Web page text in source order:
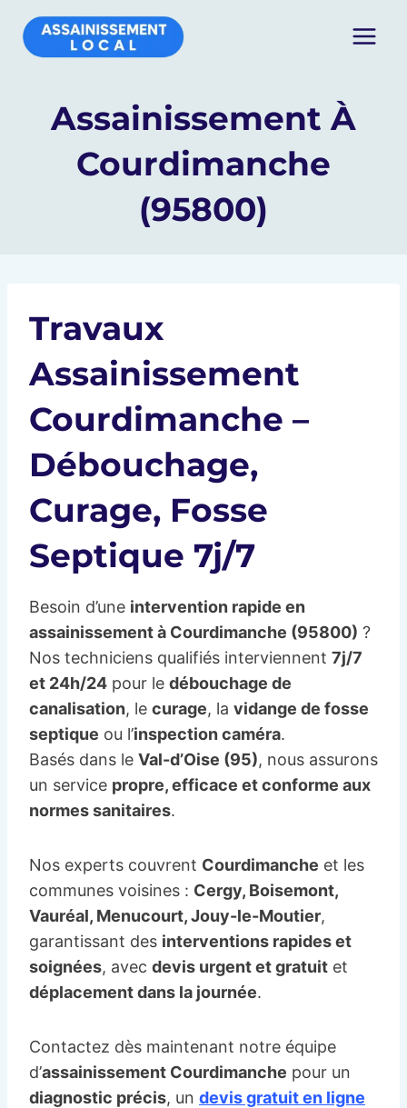
contenu
Assainissement À
Courdimanche
(95800)
Travaux
Assainissement
Courdimanche –
Débouchage,
Curage, Fosse
Septique 7j/7
Besoin d’une intervention rapide en
assainissement à Courdimanche (95800) ?
Nos techniciens qualifiés interviennent 7j/7
et 24h/24 pour le débouchage de
canalisation, le curage, la vidange de fosse
septique ou l’inspection caméra.
Basés dans le Val-d’Oise (95), nous assurons
un service propre, efficace et conforme aux
normes sanitaires.
Nos experts couvrent Courdimanche et les
communes voisines : Cergy, Boisemont,
Vauréal, Menucourt, Jouy-le-Moutier,
garantissant des interventions rapides et
soignées, avec devis urgent et gratuit et
déplacement dans la journée.
Contactez dès maintenant notre équipe
d’assainissement Courdimanche pour un
diagnostic précis, un devis gratuit en ligne